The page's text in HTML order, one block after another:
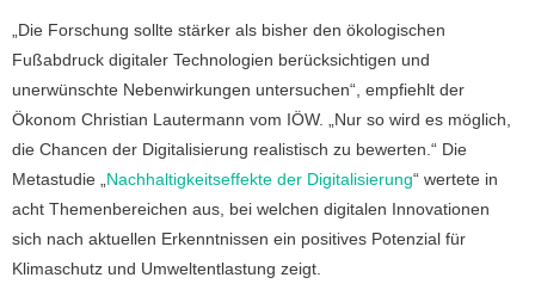
„Die Forschung sollte stärker als bisher den ökologischen
Fußabdruck digitaler Technologien berücksichtigen und
unerwünschte Nebenwirkungen untersuchen“, empfiehlt der
Ökonom Christian Lautermann vom IÖW. „Nur so wird es möglich,
die Chancen der Digitalisierung realistisch zu bewerten.“ Die
Metastudie „ Nachhaltigkeitseffekte der Digitalisierung“ wertete in
acht Themenbereichen aus, bei welchen digitalen Innovationen
sich nach aktuellen Erkenntnissen ein positives Potenzial für
Klimaschutz und Umweltentlastung zeigt.